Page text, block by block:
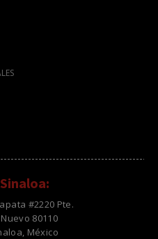
#2220 Pte.
80110
México